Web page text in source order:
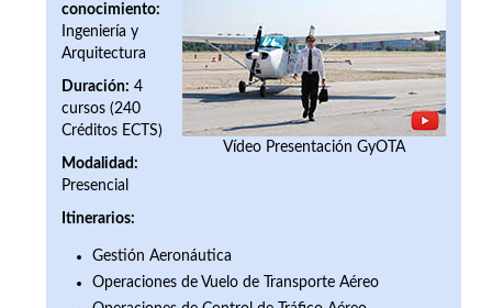
Vídeo Presentación GyOTA
conocimiento:
Ingeniería y
Arquitectura
Duración: 4
cursos (240
Créditos ECTS)
Modalidad:
Presencial
Itinerarios:
Gestión Aeronáutica
Operaciones de Vuelo de Transporte Aéreo